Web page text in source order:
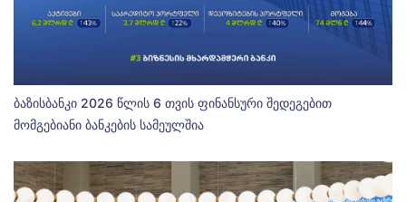
ბაზისბანკი 2026 წლის 6 თვის ფინანსური შედეგებით
მომგებიანი ბანკების სამეულშია